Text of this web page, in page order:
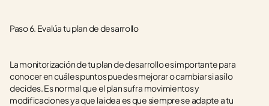
Paso 6. Evalúa tu plan de desarrollo
La monitorización de tu plan de desarrollo es importante para
conocer en cuáles puntos puedes mejorar o cambiar si así lo
decides. Es normal que el plan sufra movimientos y
modificaciones ya que la idea es que siempre se adapte a tu